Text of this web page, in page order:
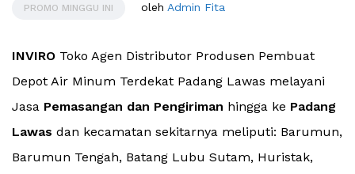
PROMO MINGGU INI oleh Admin Fita
INVIRO Toko Agen Distributor Produsen Pembuat
Depot Air Minum Terdekat Padang Lawas melayani
Jasa Pemasangan dan Pengiriman hingga ke Padang
Lawas dan kecamatan sekitarnya meliputi: Barumun,
Barumun Tengah, Batang Lubu Sutam, Huristak,